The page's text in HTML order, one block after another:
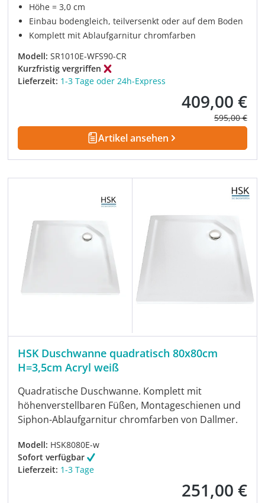
Höhe = 3,0 cm
Einbau bodengleich, teilversenkt oder auf dem Boden
Komplett mit Ablaufgarnitur chromfarben
Modell: SR1010E-WFS90-CR
Kurzfristig vergriffen
Lieferzeit: 1-3 Tage oder 24h-Express
Verkaufspreis:
409,00 €
Regulärer
595,00 €
Artikel ansehen
HSK Duschwanne quadratisch 80x80cm
H=3,5cm Acryl weiß
Quadratische Duschwanne. Komplett mit
höhenverstellbaren Füßen, Montageschienen und
Siphon-Ablaufgarnitur chromfarben von Dallmer.
Modell: HSK8080E-w
Sofort verfügbar
Lieferzeit: 1-3 Tage
Regulärer Preis:
251,00 €